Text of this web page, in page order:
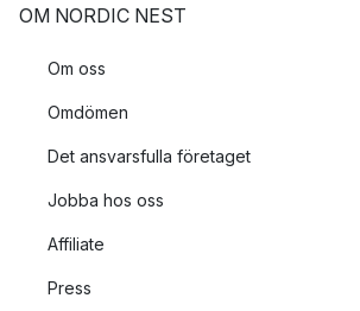
OM NORDIC NEST
Om oss
Omdömen
Det ansvarsfulla företaget
Jobba hos oss
Affiliate
Press